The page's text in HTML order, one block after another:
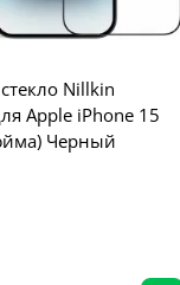
Nillkin
Apple iPhone 15
Черный